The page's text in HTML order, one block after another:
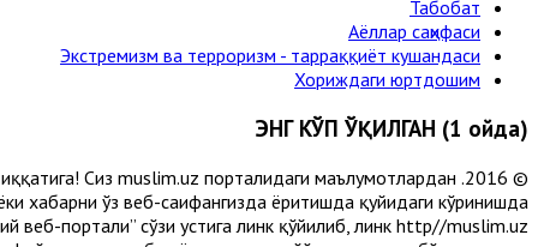
Табобат
Аёллар саҳифаси
Экстремизм ва терроризм - тарраққиёт кушандаси
Хориждаги юртдошим
ЭНГ КЎП ЎҚИЛГАН (1 ойда)
Сиз muslim.uz порталидаги маълумотлардан
хабарни ўз веб-саҳифангизда ёритишда қуйидаги кўринишда
веб-портали” сўзи устига линк қўйилиб, линк http//muslim.uz